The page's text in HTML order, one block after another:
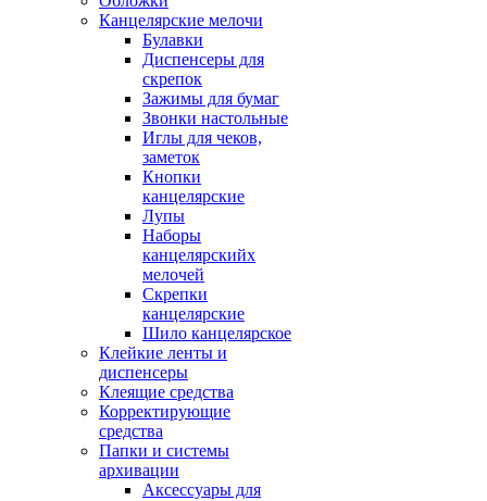
Канцелярские мелочи
Булавки
Диспенсеры для
скрепок
Зажимы для бумаг
Звонки настольные
Иглы для чеков,
заметок
Кнопки
канцелярские
Лупы
Наборы
канцелярскийх
мелочей
Скрепки
канцелярские
Шило канцелярское
Клейкие ленты и
диспенсеры
Клеящие средства
Корректирующие
средства
Папки и системы
архивации
Аксессуары для